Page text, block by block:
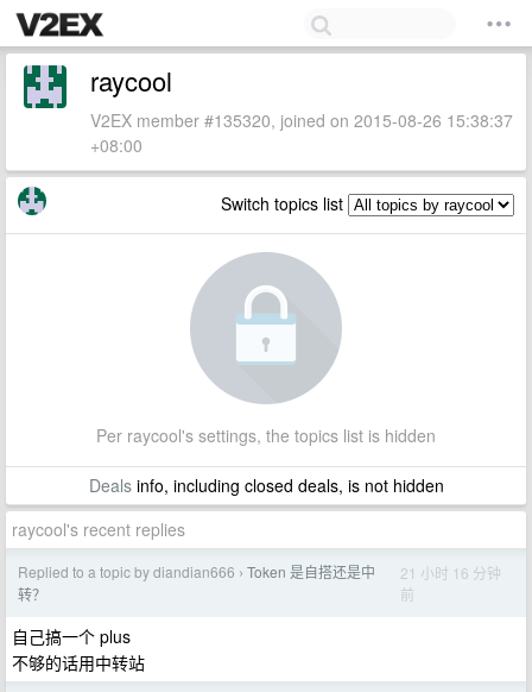
raycool
V2EX member #135320, joined on 2015-08-26 15:38:37
+08:00
Switch topics list
Per raycool's settings, the topics list is hidden
Dealsinfo, including closed deals, is not hidden
raycool's recent replies
Replied to a topic by diandian666 › Token 是自搭还是中
转？
21 小时 16 分钟
前
自己搞一个 plus
不够的话用中转站